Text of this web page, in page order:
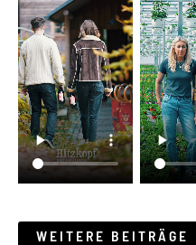
WEITERE BEITRÄGE